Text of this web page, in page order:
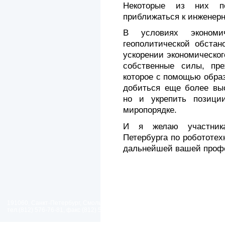
Некоторые из них
приближаться к
В условиях
геополитической
ускорении
собственные силы,
которое с помощью
добиться еще более
но и укрепить
миропорядке.
И я желаю
Петербурга по
дальнейшей вашей